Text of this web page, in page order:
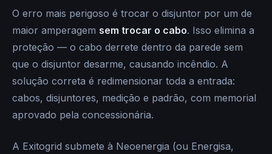
O erro mais perigoso é trocar o disjuntor por um de
maior amperagem sem trocar o cabo. Isso elimina a
proteção — o cabo derrete dentro da parede sem
que o disjuntor desarme, causando incêndio. A
solução correta é redimensionar toda a entrada:
cabos, disjuntores, medição e padrão, com memorial
aprovado pela concessionária.
A Exitogrid submete à Neoenergia (ou Energisa,